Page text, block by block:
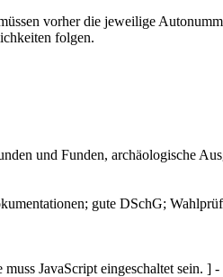
vorher die jeweilige
folgen.
und Funden, archäologische
gute DSchG;
JavaScript eingeschaltet sein. ] -